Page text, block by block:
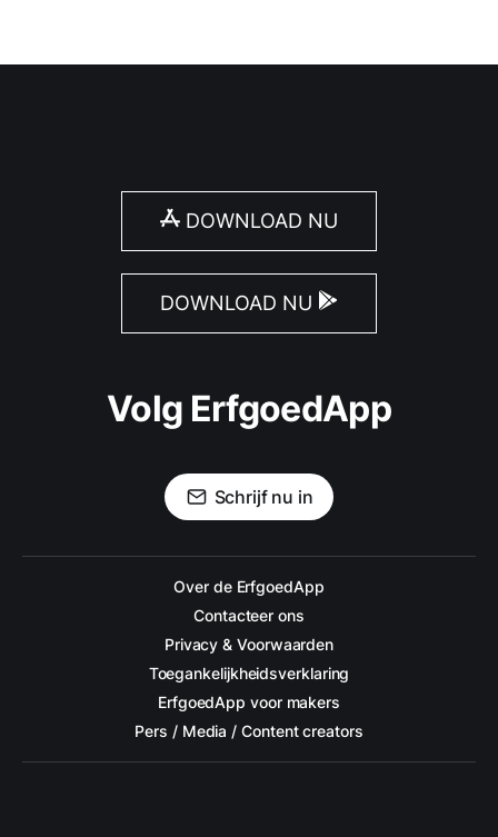
DOWNLOAD NU
DOWNLOAD NU
Volg ErfgoedApp
Schrijf nu in
Over de ErfgoedApp
Contacteer ons
Privacy & Voorwaarden
Toegankelijkheidsverklaring
ErfgoedApp voor makers
Pers / Media / Content creators